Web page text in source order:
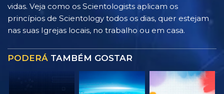
vidas. Veja como os Scientologists aplicam os
princípios de Scientology todos os dias, quer estejam
nas suas Igrejas locais, no trabalho ou em casa.
PODERÁ TAMBÉM GOSTAR